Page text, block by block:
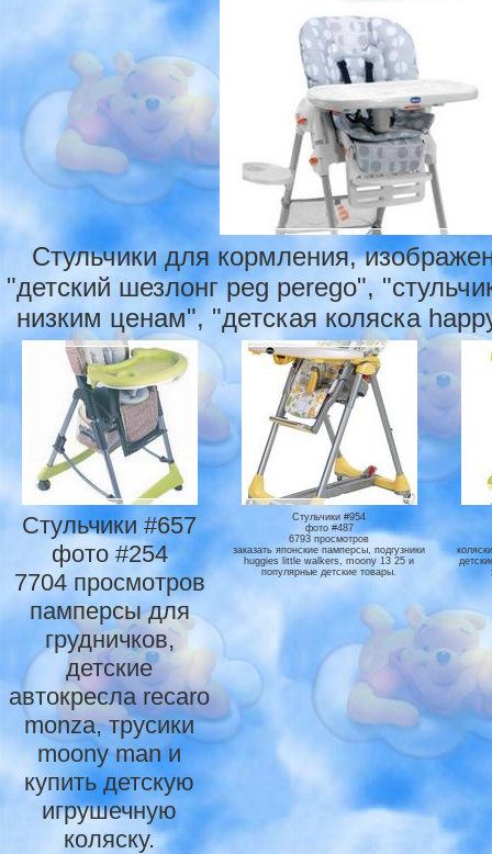
Стульчики для кормления,
"детский шезлонг peg perego",
низким ценам", "детская коляска
Стульчики #657
фото #254
7704 просмотров
памперсы для
грудничков,
детские
автокресла recaro
monza, трусики
moony man и
купить детскую
игрушечную
коляску.
Стульчики #954
фото #487
6793 просмотров
заказать японские памперсы, подгузники
huggies little walkers, moony 13 25 и
популярные детские товары.